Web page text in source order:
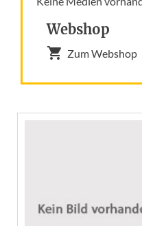
Webshop
Zum Webshop